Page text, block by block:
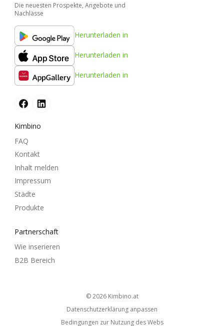
Die neuesten Prospekte, Angebote und
Nachlässe
Herunterladen in
Herunterladen in
Herunterladen in
Kimbino
FAQ
Kontakt
Inhalt melden
Impressum
Städte
Produkte
Partnerschaft
Wie inserieren
B2B Bereich
© 2026 kimbino.at
Datenschutzerklärung anpassen
Bedingungen zur Nutzung des Webs